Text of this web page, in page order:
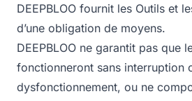
DEEPBLOO fournit les Outils et
d’une obligation de moyens.
DEEPBLOO ne garantit pas que
fonctionneront sans interruption
dysfonctionnement, ou ne